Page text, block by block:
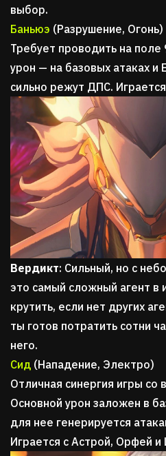
выбор.
Баньюэ (Разрушение, Огонь)
Требует проводить на
урон — на базовых атаках
сильно режут ДПС.
Вердикт: Сильный, но с
это самый сложный агент в
крутить, если нет других
ты готов потратить сотни
него.
Сид (Нападение, Электро)
Отличная синергия игры
Основной урон заложен в
для нее генерируется
Играется с Астрой, Орфей и